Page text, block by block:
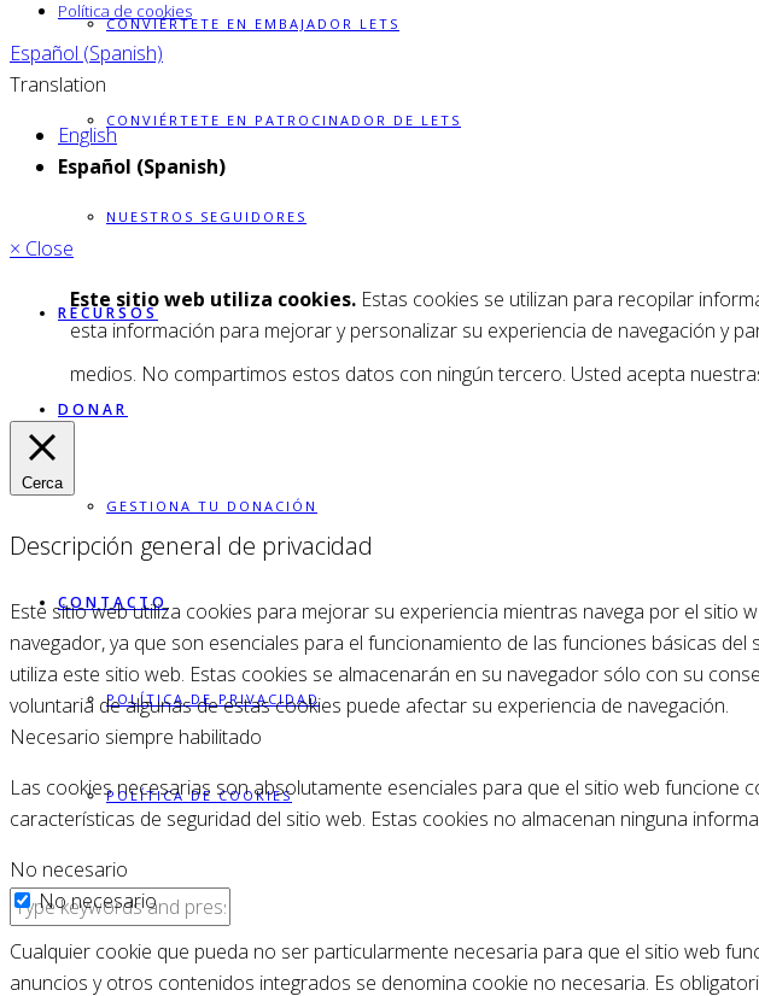
CONVIÉRTETE EN EMBAJADOR LETS
CONVIÉRTETE EN PATROCINADOR DE LETS
NUESTROS SEGUIDORES
RECURSOS
DONAR
GESTIONA TU DONACIÓN
CONTACTO
POLÍTICA DE PRIVACIDAD
POLÍTICA DE COOKIES
Política de cookies
Español (Spanish)
Translation
English
Español (Spanish)
× Close
Este sitio web utiliza cookies. Estas cookies se utilizan para recopilar
esta información para mejorar y personalizar su experiencia de navegación y
medios. No compartimos estos datos con ningún tercero. Usted acepta
Cerca
Descripción general de privacidad
Este sitio web utiliza cookies para mejorar su experiencia mientras navega por el
navegador, ya que son esenciales para el funcionamiento de las funciones básicas
utiliza este sitio web. Estas cookies se almacenarán en su navegador sólo con su
voluntaria de algunas de estas cookies puede afectar su experiencia de navegación.
Necesario siempre habilitado
Las cookies necesarias son absolutamente esenciales para que el sitio web
características de seguridad del sitio web. Estas cookies no almacenan ninguna
No necesario
No necesario
Cualquier cookie que pueda no ser particularmente necesaria para que el sitio web
anuncios y otros contenidos integrados se denomina cookie no necesaria. Es